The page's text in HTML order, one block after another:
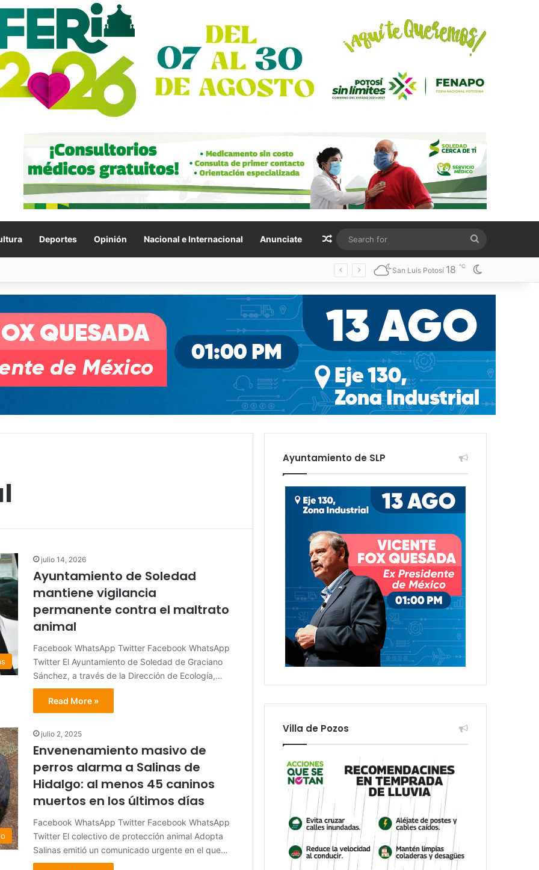
Deportes Opinión Nacional e Internacional Anunciate Random Article
for
San Luis Potosí 18 ℃
julio 14, 2026
Ayuntamiento de Soledad
mantiene vigilancia
permanente contra el maltrato
animal
Facebook WhatsApp Twitter Facebook WhatsApp
Twitter El Ayuntamiento de Soledad de Graciano
Sánchez, a través de la Dirección de Ecología,…
Read More »
julio 2, 2025
Envenenamiento masivo de
perros alarma a Salinas de
Hidalgo: al menos 45 caninos
muertos en los últimos días
Facebook WhatsApp Twitter Facebook WhatsApp
Twitter El colectivo de protección animal Adopta
Salinas emitió un comunicado urgente en el que…
Ayuntamiento de SLP
Villa de Pozos